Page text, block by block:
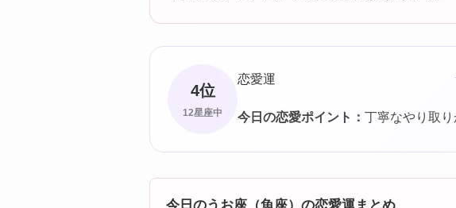
4位
12星座中
恋愛運
今日の恋愛ポイント： 丁寧なやり取り
今日のうお座（魚座）の恋愛運まとめ